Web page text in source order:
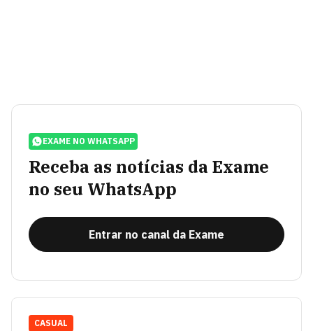
EXAME NO WHATSAPP
Receba as notícias da Exame
no seu WhatsApp
Entrar no canal da Exame
CASUAL